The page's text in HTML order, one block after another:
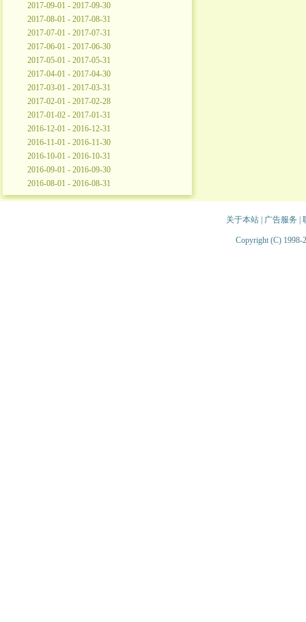
2017-09-01 - 2017-09-30
2017-08-01 - 2017-08-31
2017-07-01 - 2017-07-31
2017-06-01 - 2017-06-30
2017-05-01 - 2017-05-31
2017-04-01 - 2017-04-30
2017-03-01 - 2017-03-31
2017-02-01 - 2017-02-28
2017-01-02 - 2017-01-31
2016-12-01 - 2016-12-31
2016-11-01 - 2016-11-30
2016-10-01 - 2016-10-31
2016-09-01 - 2016-09-30
2016-08-01 - 2016-08-31
关于本站| 广告服务
Copyright (C) 1998-